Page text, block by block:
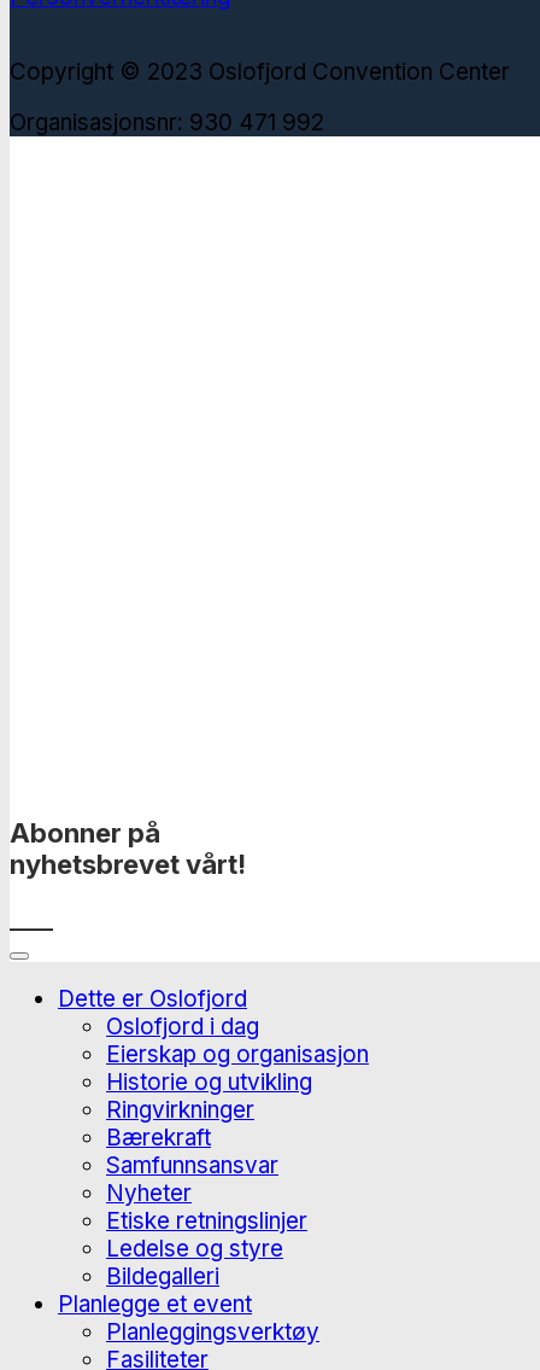
Copyright © 2023 Oslofjord Convention Center
Organisasjonsnr: 930 471 992
Abonner på
nyhetsbrevet vårt!
Dette er Oslofjord
Oslofjord i dag
Eierskap og organisasjon
Historie og utvikling
Ringvirkninger
Bærekraft
Samfunnsansvar
Nyheter
Etiske retningslinjer
Ledelse og styre
Bildegalleri
Planlegge et event
Planleggingsverktøy
Fasiliteter